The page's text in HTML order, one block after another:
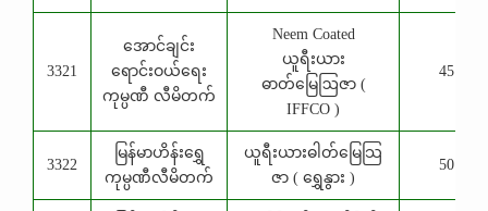
3321
အောင်ချင်း
ရောင်းဝယ်ရေး
ကုမ္ပဏီ လီမိတက်
Neem Coated
ယူရီးယား
ဓာတ်မြေဩဇာ (
IFFCO )
45 Kg
3322
မြန်မာဟိန်းရွှေ
ကုမ္ပဏီလီမိတက်
ယူရီးယားဓါတ်မြေသြ
ဇာ ( ရွှေနွား )
50 Kg